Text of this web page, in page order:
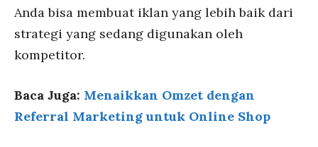
Anda bisa membuat iklan yang lebih baik dari
strategi yang sedang digunakan oleh
kompetitor.
Baca Juga: Menaikkan Omzet dengan
Referral Marketing untuk Online Shop